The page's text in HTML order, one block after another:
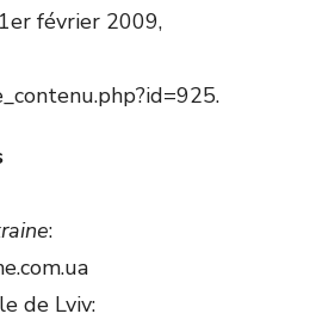
février 2009,
:
de Lviv: